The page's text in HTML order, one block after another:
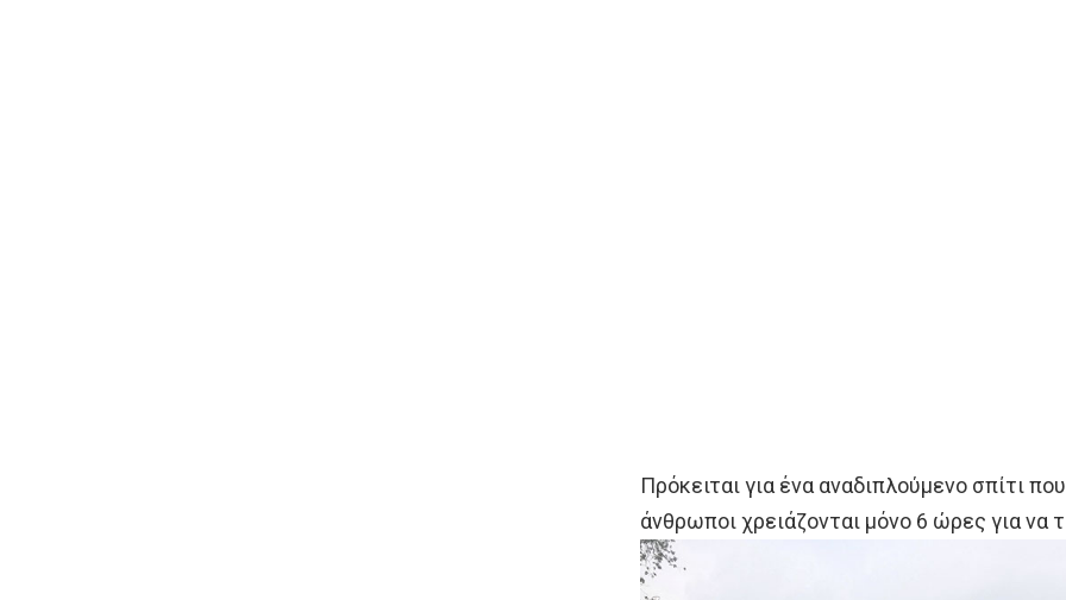
Πρόκειται για ένα αναδιπλούμενο σπίτι
άνθρωποι χρειάζονται μόνο 6 ώρες για να